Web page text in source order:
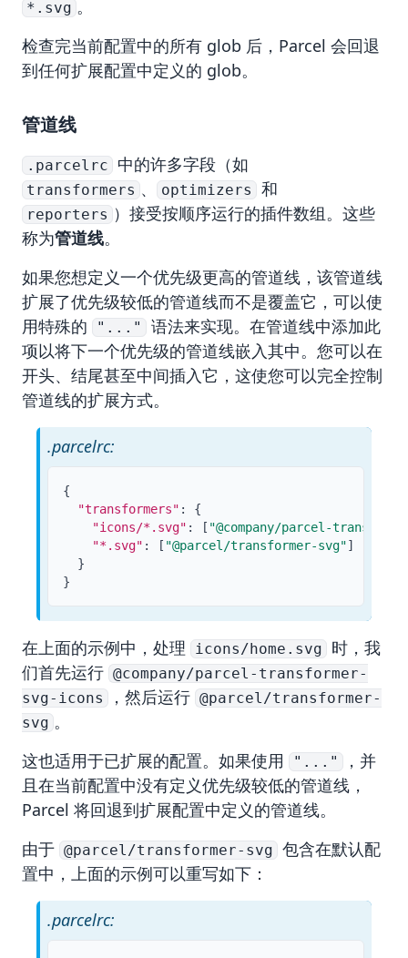
*.svg 。
检查完当前配置中的所有 glob 后，Parcel 会回退
到任何扩展配置中定义的 glob。
管道线
.parcelrc 中的许多字段（如
transformers 、 optimizers 和
reporters ）接受按顺序运行的插件数组。这些
称为管道线。
如果您想定义一个优先级更高的管道线，该管道线
扩展了优先级较低的管道线而不是覆盖它，可以使
用特殊的
"..."
语法来实现。在管道线中添加此
项以将下一个优先级的管道线嵌入其中。您可以在
开头、结尾甚至中间插入它，这使您可以完全控制
管道线的扩展方式。
.parcelrc:
{
"transformers" :
{
"icons/*.svg" : [ "@company/parcel-
"*.svg" : [ "@parcel/transformer-svg"]
}
}
在上面的示例中，处理 icons/home.svg
时，我
们首先运行 @company/parcel-transformer-
svg-icons
，然后运行 @parcel/transformer-
svg 。
这也适用于已扩展的配置。如果使用
"..."
，并
且在当前配置中没有定义优先级较低的管道线，
Parcel 将回退到扩展配置中定义的管道线。
由于 @parcel/transformer-svg 包含在默认配
置中，上面的示例可以重写如下：
.parcelrc: